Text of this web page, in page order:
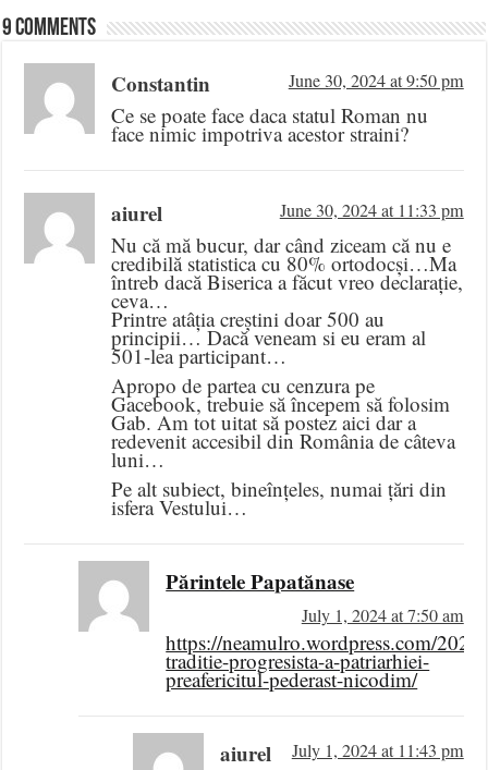
9 comments
Constantin June 30, 2024 at 9:50 pm
Ce se poate face daca statul Roman nu
face nimic impotriva acestor straini?
aiurel June 30, 2024 at 11:33 pm
Nu că mă bucur, dar când ziceam că nu e
credibilă statistica cu 80% ortodocși…Ma
întreb dacă Biserica a făcut vreo declarație,
ceva…
Printre atâția creștini doar 500 au
principii… Dacă veneam si eu eram al
501-lea participant…
Apropo de partea cu cenzura pe
Gacebook, trebuie să începem să folosim
Gab. Am tot uitat să postez aici dar a
redevenit accesibil din România de câteva
luni…
Pe alt subiect, bineînțeles, numai țări din
isfera Vestului…
Părintele Papatănase
July 1, 2024 at 7:50 am
https://neamulro.wordpress.com/
traditie-progresista-a-patriarhiei-
preafericitul-pederast-nicodim/
aiurel July 1, 2024 at 11:43 pm